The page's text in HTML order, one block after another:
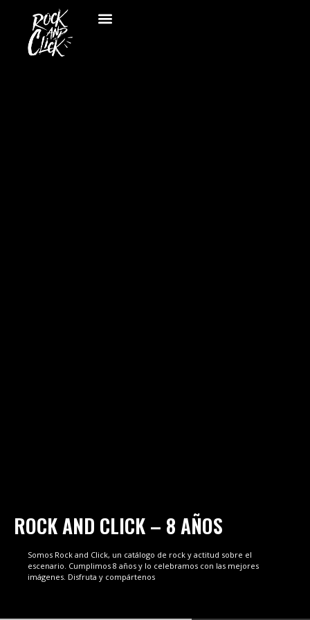
ROCK AND CLICK – 8 AÑOS
Somos Rock and Click, un catálogo de rock y actitud sobre el
escenario. Cumplimos 8 años y lo celebramos con las mejores
imágenes. Disfruta y compártenos